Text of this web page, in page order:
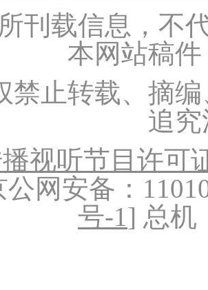
刊载信息，不
本网站稿
禁止转载、摘
追
视听节目许可
网安备：
号-1] 总机